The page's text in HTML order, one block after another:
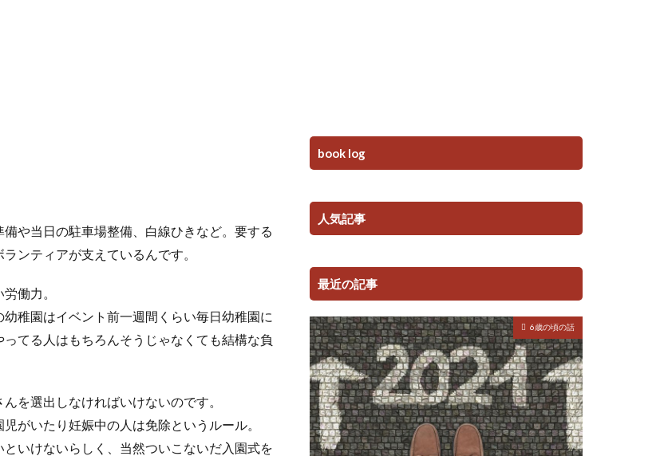
や当日の駐車場整備、白線ひきなど。要する
ンティアが支えているんです。
働力。
稚園はイベント前一週間くらい毎日幼稚園に
てる人はもちろんそうじゃなくても結構な負
を選出しなければいけないのです。
がいたり妊娠中の人は免除というルール。
いけないらしく、当然ついこないだ入園式を
book log
人気記事
最近の記事
6歳の頃の話